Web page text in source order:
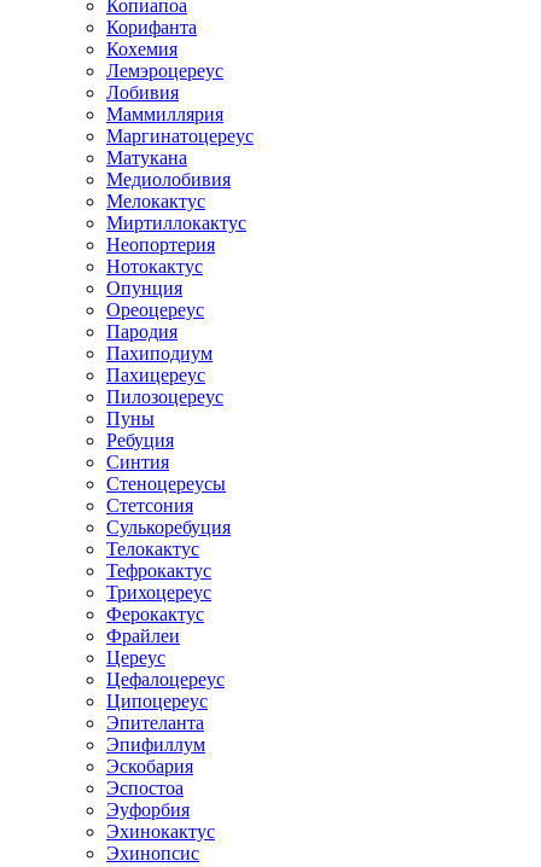
Копиапоа
Корифанта
Кохемия
Лемэроцереус
Лобивия
Маммиллярия
Маргинатоцереус
Матукана
Медиолобивия
Мелокактус
Миртиллокактус
Неопортерия
Нотокактус
Опунция
Ореоцереус
Пародия
Пахиподиум
Пахицереус
Пилозоцереус
Пуны
Ребуция
Синтия
Стеноцереусы
Стетсония
Сулькоребуция
Телокактус
Тефрокактус
Трихоцереус
Ферокактус
Фрайлеи
Цереус
Цефалоцереус
Ципоцереус
Эпителанта
Эпифиллум
Эскобария
Эспостоа
Эуфорбия
Эхинокактус
Эхинопсис